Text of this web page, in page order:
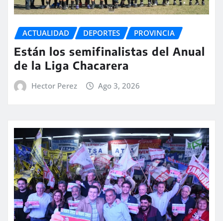
ACTUALIDAD DEPORTES PROVINCIA
Están los semifinalistas del Anual
de la Liga Chacarera
Hector Perez Ago 3, 2026